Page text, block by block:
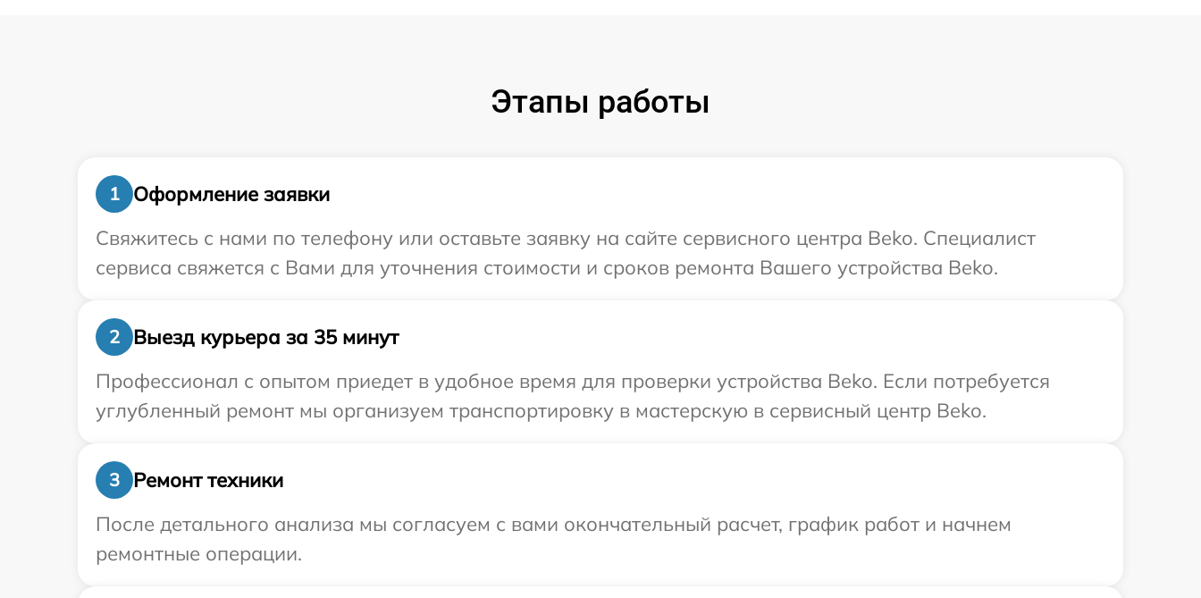
Этапы работы
1
Оформление заявки
Свяжитесь с нами по телефону или оставьте заявку на сайте сервисного центра Beko. Специалист
сервиса свяжется с Вами для уточнения стоимости и сроков ремонта Вашего устройства Beko.
2
Выезд курьера за 35 минут
Профессионал с опытом приедет в удобное время для проверки устройства Beko. Если потребуется
углубленный ремонт мы организуем транспортировку в мастерскую в сервисный центр Beko.
3
Ремонт техники
После детального анализа мы согласуем с вами окончательный расчет, график работ и начнем
ремонтные операции.